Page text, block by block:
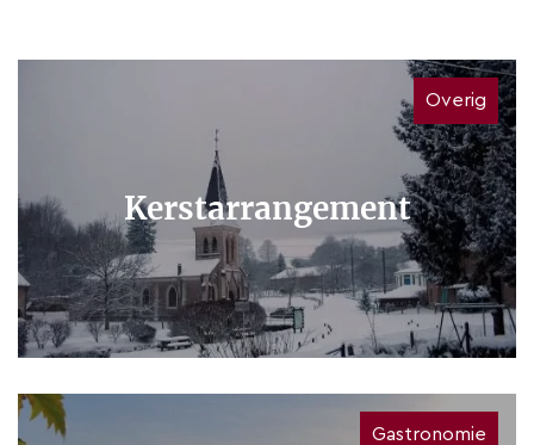
Overig
Kerstarrangement
Gastronomie